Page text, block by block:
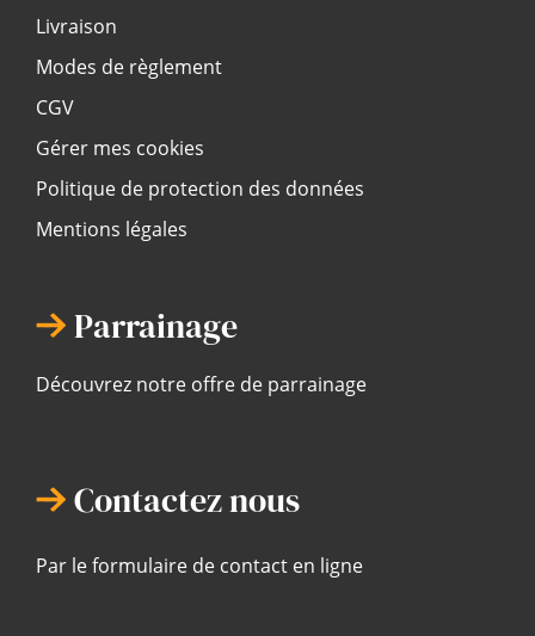
Livraison
Modes de règlement
CGV
Gérer mes cookies
Politique de protection des données
Mentions légales
Parrainage
Découvrez notre offre de parrainage
Contactez nous
Par le formulaire de contact en ligne